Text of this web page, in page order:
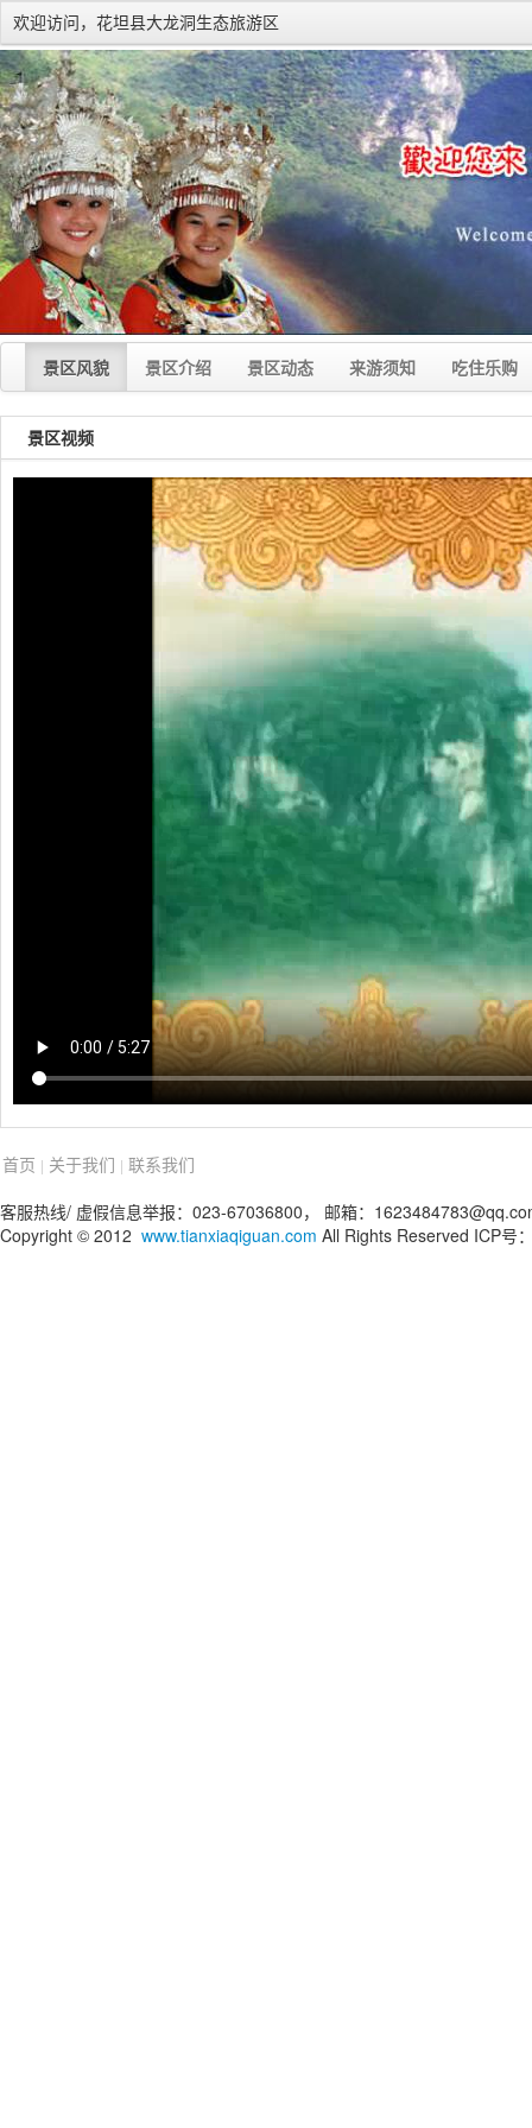
欢迎访问，花坦县大龙洞生态旅游区
景区风貌 景区介绍 景区动态 来游须知 吃住乐购
景区视频
首页 | 关于我们 | 联系我们
客服热线/ 虚假信息举报：023-67036800， 邮箱：
Copyright © 2012 www.tianxiaqiguan.com All Rights Reserved ICP号